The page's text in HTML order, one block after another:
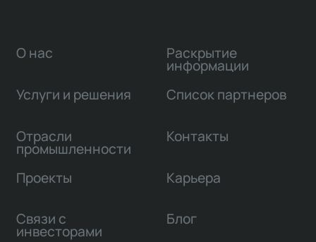
О нас
Услуги и решения
Отрасли
промышленности
Проекты
Связи с
инвесторами
Раскрытие
информации
Список партнеров
Контакты
Карьера
Блог